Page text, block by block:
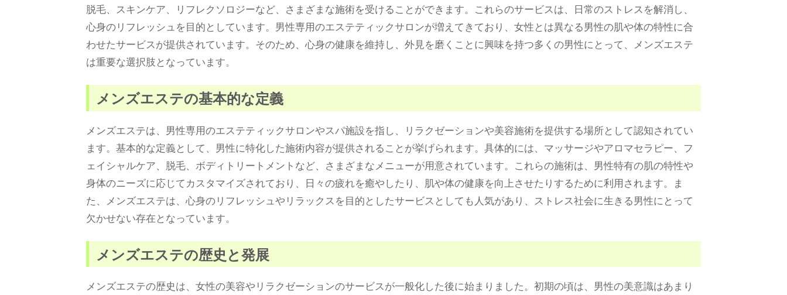
脱毛、スキンケア、リフレクソロジーなど、さまざまな施術を受けることができます。これらのサービスは、日常のストレスを解消し、
心身のリフレッシュを目的としています。男性専用のエステティックサロンが増えてきており、女性とは異なる男性の肌や体の特性に合
わせたサービスが提供されています。そのため、心身の健康を維持し、外見を磨くことに興味を持つ多くの男性にとって、メンズエステ
は重要な選択肢となっています。
メンズエステの基本的な定義
メンズエステは、男性専用のエステティックサロンやスパ施設を指し、リラクゼーションや美容施術を提供する場所として認知されてい
ます。基本的な定義として、男性に特化した施術内容が提供されることが挙げられます。具体的には、マッサージやアロマセラピー、フ
ェイシャルケア、脱毛、ボディトリートメントなど、さまざまなメニューが用意されています。これらの施術は、男性特有の肌の特性や
身体のニーズに応じてカスタマイズされており、日々の疲れを癒やしたり、肌や体の健康を向上させたりするために利用されます。ま
た、メンズエステは、心身のリフレッシュやリラックスを目的としたサービスとしても人気があり、ストレス社会に生きる男性にとって
欠かせない存在となっています。
メンズエステの歴史と発展
メンズエステの歴史は、女性の美容やリラクゼーションのサービスが一般化した後に始まりました。初期の頃は、男性の美意識はあまり